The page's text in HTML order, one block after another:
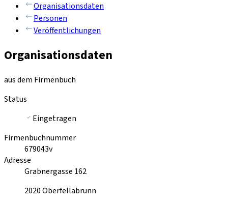
Organisationsdaten
Personen
Veröffentlichungen
Organisationsdaten
aus dem Firmenbuch
Status
Eingetragen
Firmenbuchnummer
679043v
Adresse
Grabnergasse 162
2020Oberfellabrunn